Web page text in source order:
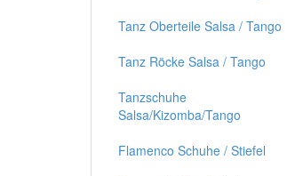
Tanz Oberteile Salsa / Tango
Tanz Röcke Salsa / Tango
Tanzschuhe
Salsa/Kizomba/Tango
Flamenco Schuhe / Stiefel